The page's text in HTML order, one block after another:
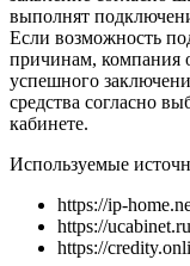
выполнят
Если возможность
причинам, компания
успешного
средства согласно
кабинете.
Используемые
https://ip-
https://
https://